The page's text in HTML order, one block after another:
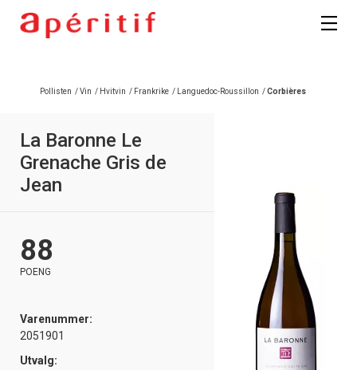
Pollisten /Vin / Hvitvin / Frankrike / Languedoc-Roussillon /Corbières
La Baronne Le
Grenache Gris de
Jean
88
POENG
Varenummer:
2051901
Utvalg: